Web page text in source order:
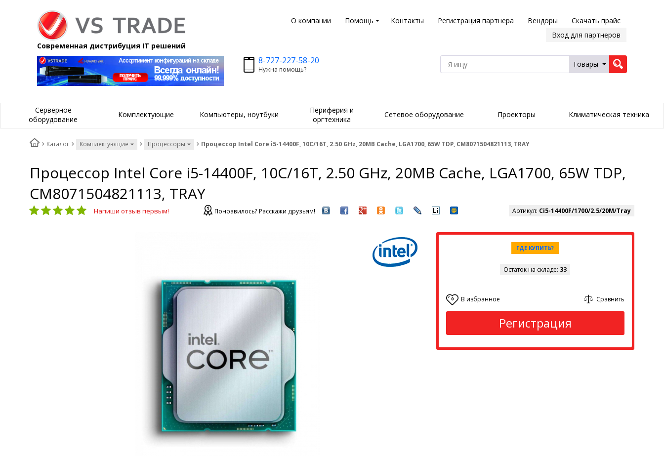
О компании Помощь Контакты Регистрация партнера Вендоры
Скачать прайс
Вход для партнеров
Современная дистрибуция IT решений
8-727-227-58-20
Нужна помощь?
Товары
Серверное
оборудование
Комплектующие Компьютеры, ноутбуки
Периферия и
оргтехника
Сетевое оборудование Проекторы Климатическая техника
Каталог Комплектующие Процессоры Процессор Intel Core i5-14400F, 10C/16T, 2.50 GHz, 20MB Cache, LGA1700, 65W TDP, CM8071504821113, TRAY
Процессор Intel Core i5-14400F, 10C/16T, 2.50 GHz, 20MB Cache, LGA1700, 65W TDP,
CM8071504821113, TRAY
Напиши отзыв первым! Понравилось? Расскажи друзьям! Артикул: Ci5-14400F/1700/2.5/20M/Tray
ГДЕ КУПИТЬ?
Остаток на складе: 33
0 В избранное Сравнить
Регистрация